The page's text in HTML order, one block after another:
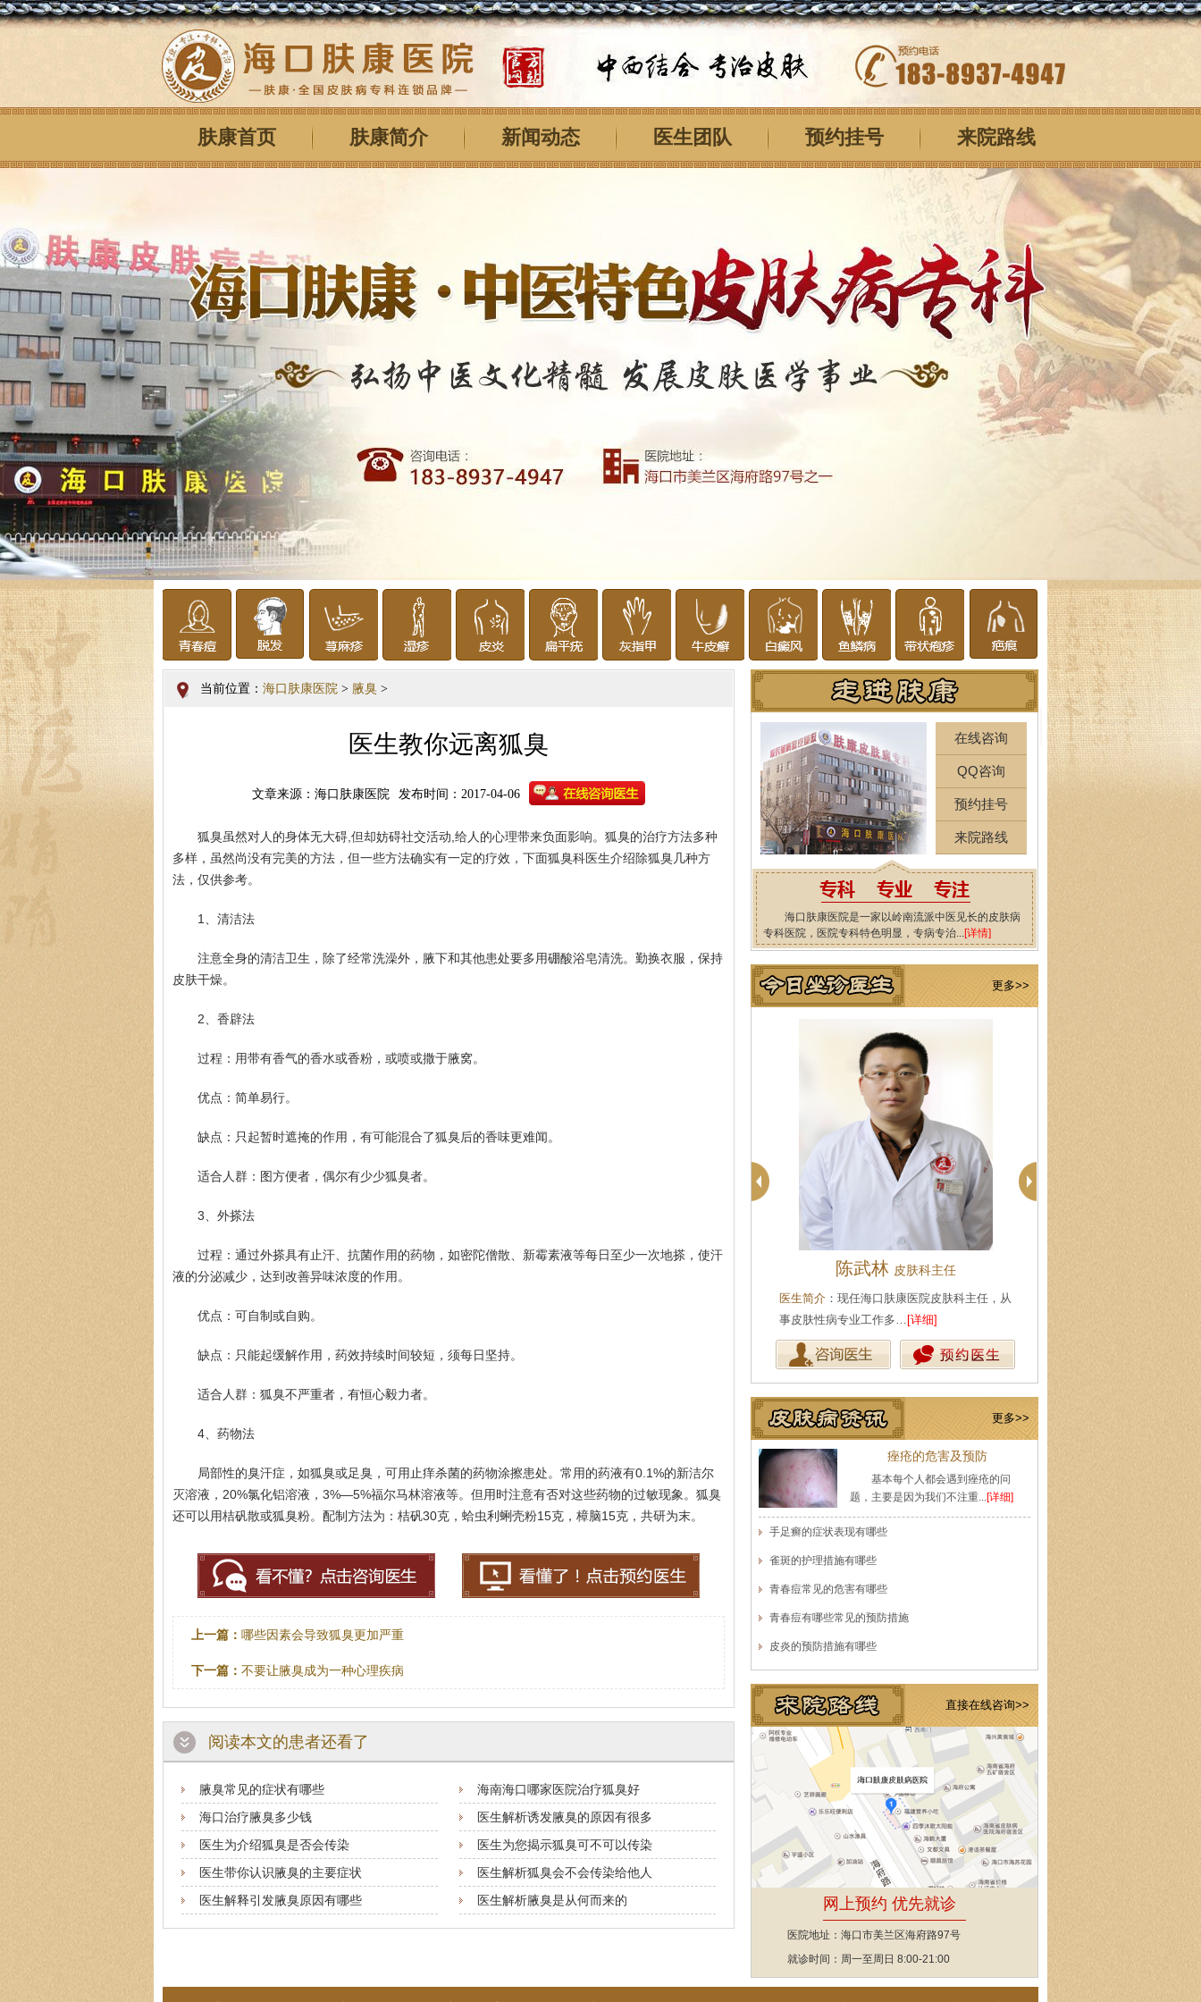
肤康首页 肤康简介 新闻动态 医生团队 预约挂号 来院路线
当前位置： 海口肤康医院 > 腋臭 >
医生教你远离狐臭
文章来源：海口肤康医院 发布时间：2017-04-06
狐臭虽然对人的身体无大碍,但却妨碍社交活动,给人的心理带来负面影响。狐臭的治疗方法多种
多样，虽然尚没有完美的方法，但一些方法确实有一定的疗效，下面狐臭科医生介绍除狐臭几种方
法，仅供参考。
1、清洁法
注意全身的清洁卫生，除了经常洗澡外，腋下和其他患处要多用硼酸浴皂清洗。勤换衣服，保持
皮肤干燥。
2、香辟法
过程：用带有香气的香水或香粉，或喷或撒于腋窝。
优点：简单易行。
缺点：只起暂时遮掩的作用，有可能混合了狐臭后的香味更难闻。
适合人群：图方便者，偶尔有少少狐臭者。
3、外搽法
过程：通过外搽具有止汗、抗菌作用的药物，如密陀僧散、新霉素液等每日至少一次地搽，使汗
液的分泌减少，达到改善异味浓度的作用。
优点：可自制或自购。
缺点：只能起缓解作用，药效持续时间较短，须每日坚持。
适合人群：狐臭不严重者，有恒心毅力者。
4、药物法
局部性的臭汗症，如狐臭或足臭，可用止痒杀菌的药物涂擦患处。常用的药液有0.1%的新洁尔
灭溶液，20%氯化铝溶液，3%—5%福尔马林溶液等。但用时注意有否对这些药物的过敏现象。狐臭
还可以用桔矾散或狐臭粉。配制方法为：桔矾30克，蛤虫利蜊壳粉15克，樟脑15克，共研为末。
上一篇： 哪些因素会导致狐臭更加严重
下一篇： 不要让腋臭成为一种心理疾病
阅读本文的患者还看了
腋臭常见的症状有哪些
海南海口哪家医院治疗狐臭好
海口治疗腋臭多少钱
医生解析诱发腋臭的原因有很多
医生为介绍狐臭是否会传染
医生为您揭示狐臭可不可以传染
医生带你认识腋臭的主要症状
医生解析狐臭会不会传染给他人
医生解释引发腋臭原因有哪些
医生解析腋臭是从何而来的
在线咨询
QQ咨询
预约挂号
来院路线
海口肤康医院是一家以岭南流派中医见长的皮肤病
专科医院，医院专科特色明显，专病专治...[详情]
更多>>
王珍 陈武林 皮肤科主任
医生简介 ：现任海口肤康医院皮肤科主任，从
事皮肤性病专业工作多… [详细]
更多>>
痤疮的危害及预防
基本每个人都会遇到痤疮的问
题，主要是因为我们不注重...[详细]
手足癣的症状表现有哪些
雀斑的护理措施有哪些
青春痘常见的危害有哪些
青春痘有哪些常见的预防措施
皮炎的预防措施有哪些
直接在线咨询>>
网上预约 优先就诊
医院地址：海口市美兰区海府路97号
就诊时间：周一至周日 8:00-21:00